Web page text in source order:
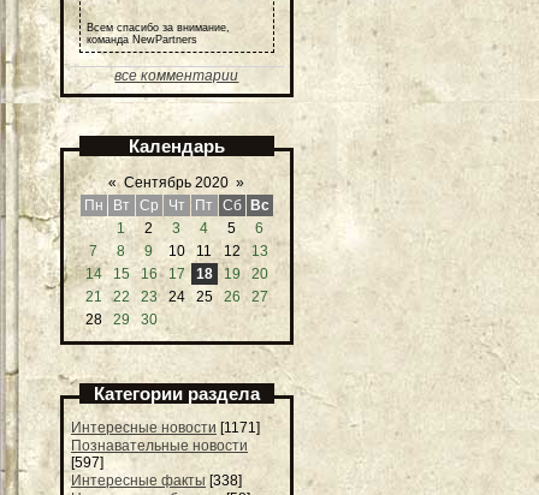
Всем спасибо за внимание,
команда NewPartners
все комментарии
Календарь
« Сентябрь 2020 »
Пн
Вт Ср Чт Пт Сб
Вс
1
2 3 4 5
6
7
8 9 10 11 12
13
14
15 16 17 18 19
20
21
22 23 24 25 26
27
28
29 30
Категории раздела
Интересные новости [1171]
Познавательные новости
[597]
Интересные факты [338]